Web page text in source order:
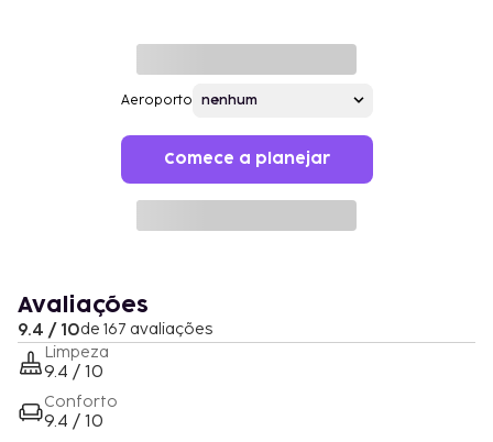
Aeroporto
Comece a planejar
Avaliações
9.4 / 10de 167 avaliações
Limpeza
9.4 / 10
Conforto
9.4 / 10